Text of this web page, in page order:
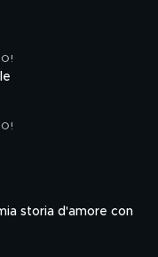
storia d'amore con